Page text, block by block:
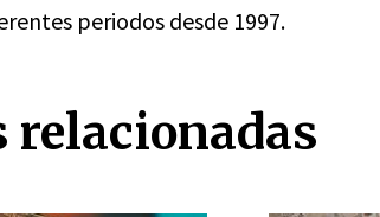
periodos desde 1997.
relacionadas